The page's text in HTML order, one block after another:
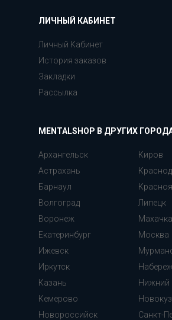
ЛИЧНЫЙ КАБИНЕТ
Личный Кабинет
История заказов
Закладки
Рассылка
MENTALSHOP В ДРУГИХ
Архангельск
Астрахань
Барнаул
Волгоград
Воронеж
Екатеринбург
Ижевск
Иркутск
Казань
Кемерово
Киров
Липецк
Москва
Нижний
Новороссийск
Санкт-